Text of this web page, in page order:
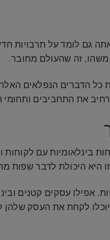
לומד על תרבויות
משהו, זה שהעולם מחובר.
הדברים הנפלאים
את התחביבים ותחומי
בינלאומיות עם לקוחות
היא היכולת לדבר שפות
עסקים קטנים
לקחת את העסק